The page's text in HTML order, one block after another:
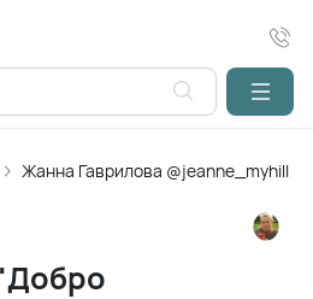
Жанна Гаврилова @jeanne_myhill